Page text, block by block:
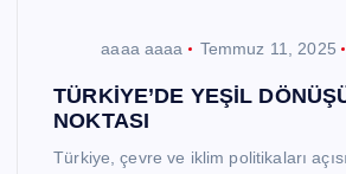
aaaa aaaa Temmuz 11, 2025
TÜRKİYE’DE YEŞİL
NOKTASI
Türkiye, çevre ve iklim politikaları